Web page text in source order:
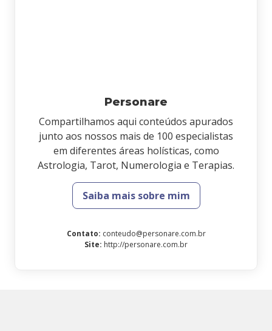
Personare
Compartilhamos aqui conteúdos apurados
junto aos nossos mais de 100 especialistas
em diferentes áreas holísticas, como
Astrologia, Tarot, Numerologia e Terapias.
Saiba mais sobre mim
Contato: conteudo@personare.com.br
Site: http://personare.com.br